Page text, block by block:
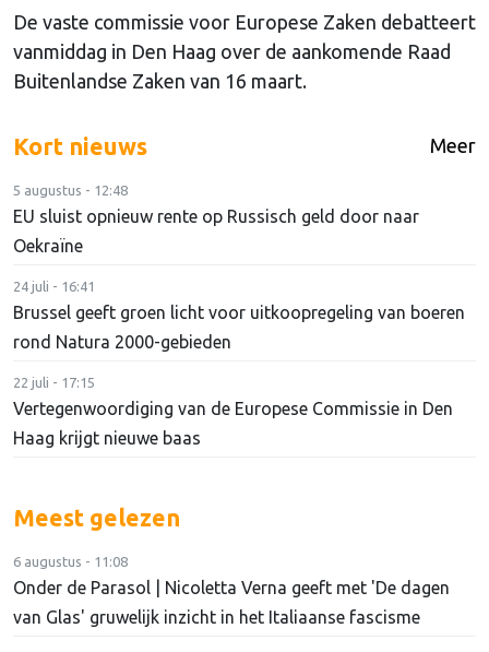
De vaste commissie voor Europese Zaken debatteert
vanmiddag in Den Haag over de aankomende Raad
Buitenlandse Zaken van 16 maart.
Kort nieuws Meer
5 augustus - 12:48
EU sluist opnieuw rente op Russisch geld door naar
Oekraïne
24 juli - 16:41
Brussel geeft groen licht voor uitkoopregeling van boeren
rond Natura 2000-gebieden
22 juli - 17:15
Vertegenwoordiging van de Europese Commissie in Den
Haag krijgt nieuwe baas
Meest gelezen
6 augustus - 11:08
Onder de Parasol | Nicoletta Verna geeft met 'De dagen
van Glas' gruwelijk inzicht in het Italiaanse fascisme